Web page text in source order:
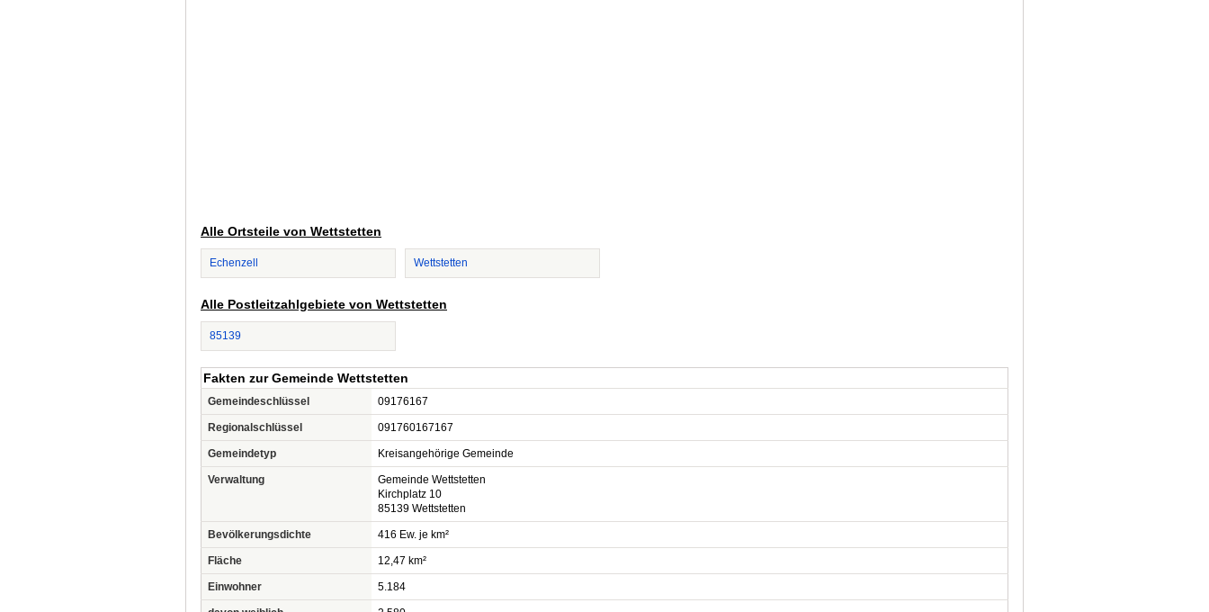
Alle Ortsteile von Wettstetten
Echenzell Wettstetten
Alle Postleitzahlgebiete von Wettstetten
85139
Fakten zur Gemeinde Wettstetten
Gemeindeschlüssel 09176167
Regionalschlüssel 091760167167
Gemeindetyp Kreisangehörige Gemeinde
Verwaltung
Gemeinde Wettstetten
Kirchplatz 10
85139 Wettstetten
Bevölkerungsdichte 416 Ew. je km²
Fläche 12,47 km²
Einwohner 5.184